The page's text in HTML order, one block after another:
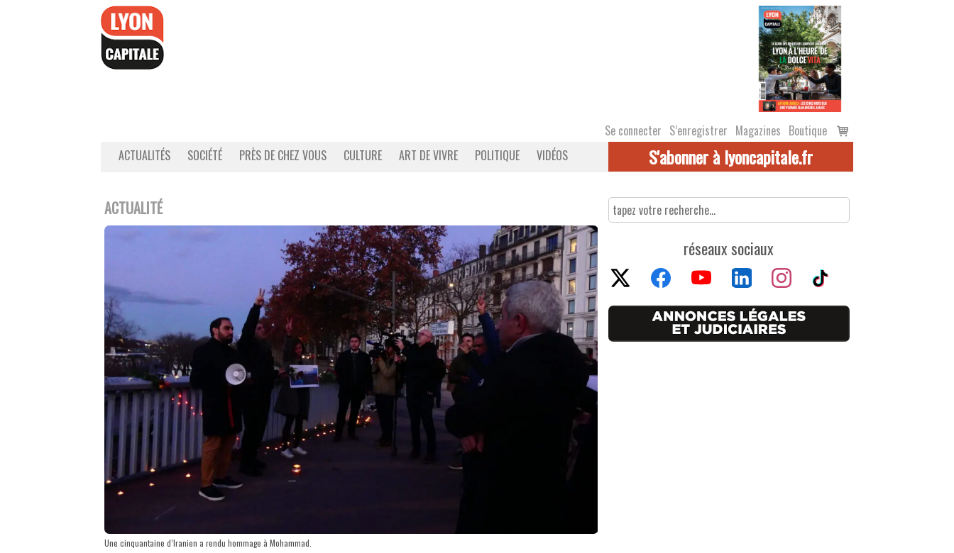
Se connecter S’enregistrer Magazines Boutique
Voir
le
ACTUALITÉS SOCIÉTÉ PRÈS DE CHEZ VOUS CULTURE ART DE VIVRE POLITIQUE VIDÉOS S'abonner à lyoncapitale.fr
ACTUALITÉ
Une cinquantaine d’Iranien a rendu hommage à Mohammad.
réseaux sociaux